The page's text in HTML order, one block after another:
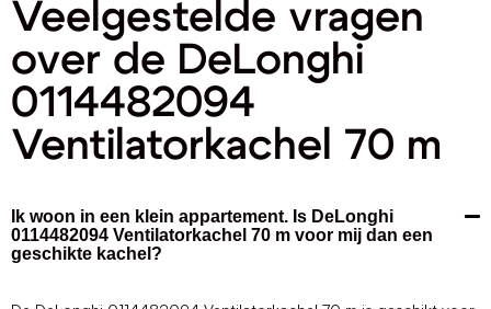
Veelgestelde vragen
over de DeLonghi
0114482094
Ventilatorkachel 70 m
Ik woon in een klein appartement. Is DeLonghi
0114482094 Ventilatorkachel 70 m voor mij dan een
geschikte kachel?